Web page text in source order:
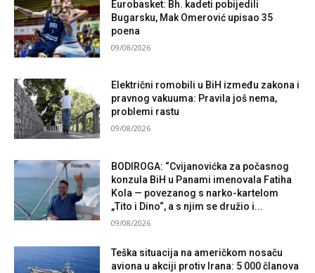
Eurobasket: Bh. kadeti pobijedili
Bugarsku, Mak Omerović upisao 35
poena
09/08/2026
Električni romobili u BiH između zakona i
pravnog vakuuma: Pravila još nema,
problemi rastu
09/08/2026
BODIROGA: “Cvijanovićka za počasnog
konzula BiH u Panami imenovala Fatiha
Kola — povezanog s narko-kartelom
„Tito i Dino“, a s njim se družio i...
09/08/2026
Teška situacija na američkom nosaču
aviona u akciji protiv Irana: 5 000 članova